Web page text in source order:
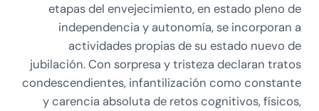
etapas del envejecimiento, en estado pleno de
independencia y autonomía, se incorporan a
actividades propias de su estado nuevo de
jubilación. Con sorpresa y tristeza declaran tratos
condescendientes, infantilización como constante
y carencia absoluta de retos cognitivos, físicos,